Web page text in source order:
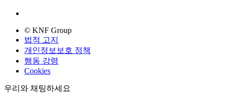
© KNF Group
법적 고지
개인정보보호 정책
행동 강령
Cookies
우리와 채팅하세요